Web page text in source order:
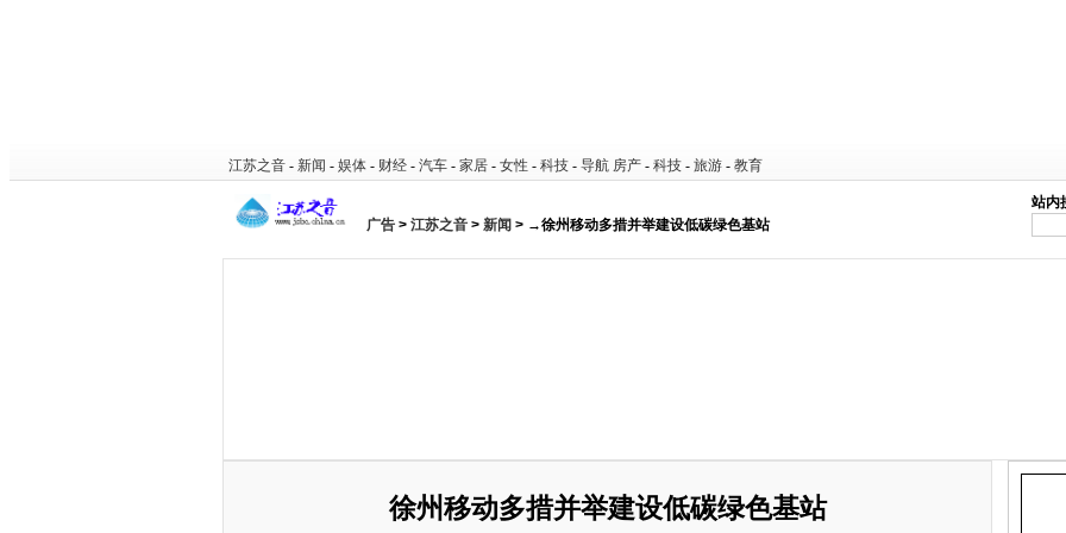
江苏之音 - 新闻 - 娱体 - 财经 - 汽车 - 家居 - 女性 - 科技 - 导航 房产 - 科技 - 旅游 - 教育
广告 > 江苏之音 > 新闻 > →徐州移动多措并举建设低碳绿色基站
站内
徐州移动多措并举建设低碳绿色基站